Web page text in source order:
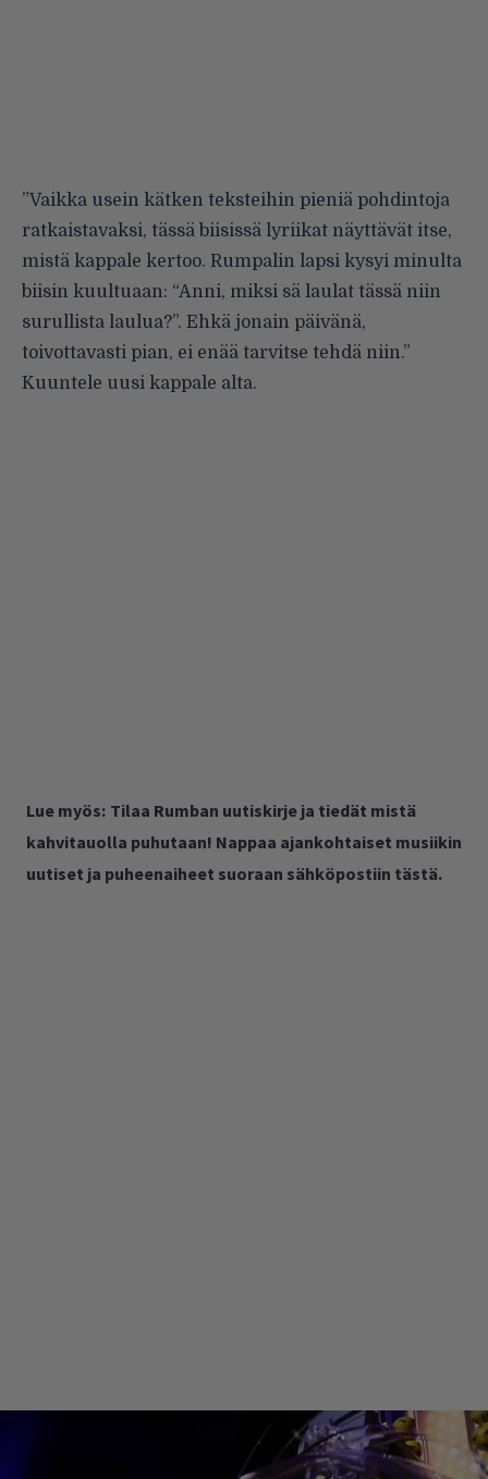
”Vaikka usein kätken teksteihin pieniä pohdintoja
ratkaistavaksi, tässä biisissä lyriikat näyttävät itse,
mistä kappale kertoo. Rumpalin lapsi kysyi minulta
biisin kuultuaan: “Anni, miksi sä laulat tässä niin
surullista laulua?”. Ehkä jonain päivänä,
toivottavasti pian, ei enää tarvitse tehdä niin.”
Kuuntele uusi kappale alta.
Lue myös: Tilaa Rumban uutiskirje ja tiedät mistä
kahvitauolla puhutaan! Nappaa ajankohtaiset musiikin
uutiset ja puheenaiheet suoraan sähköpostiin tästä.